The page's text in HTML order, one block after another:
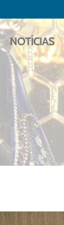
NOTÍCIAS